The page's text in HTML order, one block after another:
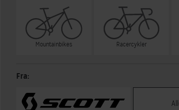
Mountainbikes Racercykler
Fra: